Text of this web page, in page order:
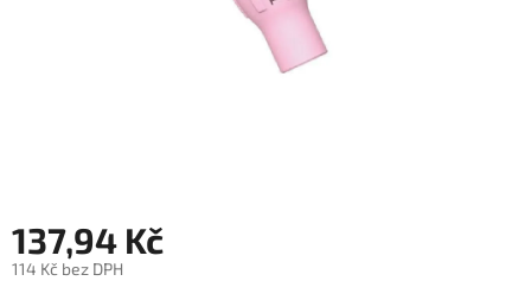
137,94 Kč
114 Kč bez DPH